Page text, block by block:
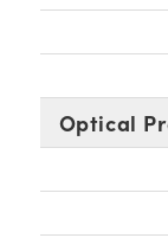
Optical